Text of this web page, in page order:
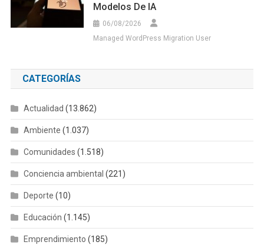
Modelos De IA
06/08/2026
Managed WordPress Migration User
CATEGORÍAS
Actualidad (13.862)
Ambiente (1.037)
Comunidades (1.518)
Conciencia ambiental (221)
Deporte (10)
Educación (1.145)
Emprendimiento (185)